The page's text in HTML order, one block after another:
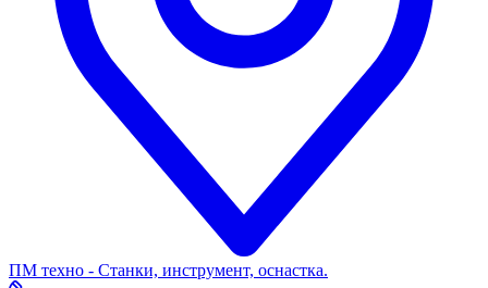
ПМ техно - Станки, инструмент, оснастка.